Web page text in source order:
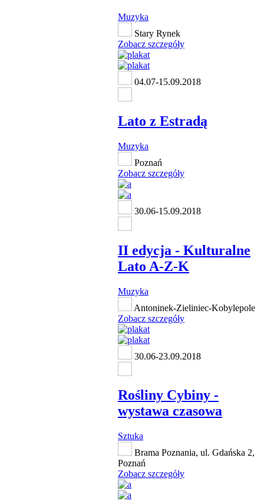
Muzyka
Stary Rynek
Zobacz szczegóły
04.07-15.09.2018
Lato z Estradą
Muzyka
Poznań
Zobacz szczegóły
30.06-15.09.2018
II edycja - Kulturalne
Lato A-Z-K
Muzyka
Antoninek-Zieliniec-Kobylepole
Zobacz szczegóły
30.06-23.09.2018
Rośliny Cybiny -
wystawa czasowa
Sztuka
Brama Poznania, ul. Gdańska 2,
Poznań
Zobacz szczegóły